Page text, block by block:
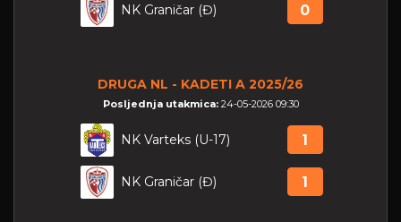
NK Graničar (Đ) 0
DRUGA NL - KADETI A 2025/26
Posljednja utakmica: 24-05-2026 09:30
NK Varteks (U-17) 1
NK Graničar (Đ) 1